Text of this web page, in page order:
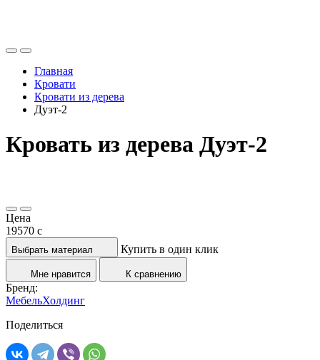
Главная
Кровати
Кровати из дерева
Дуэт-2
Кровать из дерева Дуэт-2
Цена
19570 c
Выбрать материал Купить в один клик
Мне нравится К сравнению
Бренд:
МебельХолдинг
Поделиться